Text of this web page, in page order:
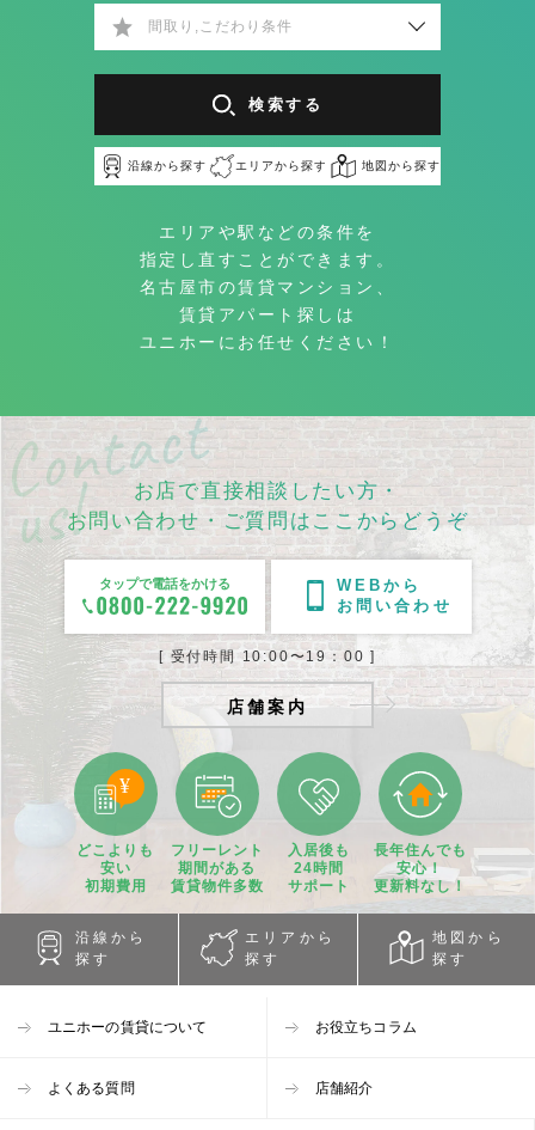
間取り,こだわり条件
検索する
沿線から探す エリアから探す 地図から探す
エリアや駅などの条件を
指定し直すことができます。
名古屋市の賃貸マンション、
賃貸アパート探しは
ユニホーにお任せください！
お店で直接相談したい方・
お問い合わせ・ご質問はここからどうぞ
タップで電話をかける
WEBから
お問い合わせ
[ 受付時間 10:00〜19：00 ]
店舗案内
どこよりも
安い
初期費用
フリーレント
期間がある
賃貸物件多数
入居後も
24時間
サポート
長年住んでも
安心！
更新料なし！
沿線から
探す
エリアから
探す
地図から
探す
ユニホーの賃貸について お役立ちコラム
よくある質問 店舗紹介